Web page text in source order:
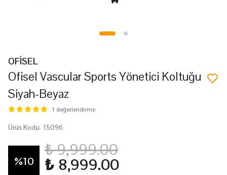
OFİSEL
Ofisel Vascular Sports Yönetici Koltuğu
Siyah-Beyaz
1 değerlendirme
Ürün Kodu: 15096
%10
₺ 9,999.00
₺ 8,999.00